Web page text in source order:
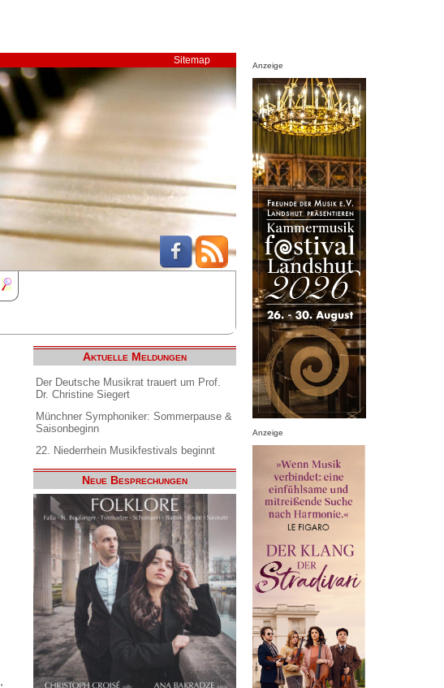
Sitemap
Aktuelle Meldungen
Der Deutsche Musikrat trauert um Prof.
Dr. Christine Siegert
Münchner Symphoniker: Sommerpause &
Saisonbeginn
22. Niederrhein Musikfestivals beginnt
Neue Besprechungen
Anzeige
Anzeige